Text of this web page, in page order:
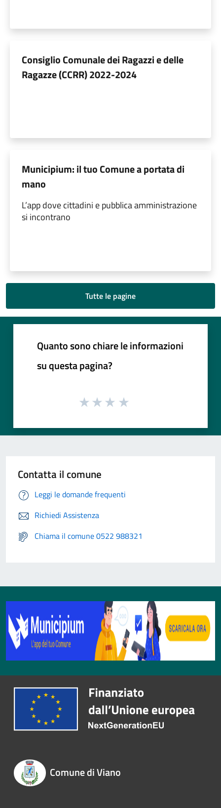
Consiglio Comunale dei Ragazzi e delle
Ragazze (CCRR) 2022-2024
Municipium: il tuo Comune a portata di
mano
L’app dove cittadini e pubblica amministrazione
si incontrano
Tutte le pagine
Quanto sono chiare le informazioni
su questa pagina?
Contatta il comune
Leggi le domande frequenti
Richiedi Assistenza
Chiama il comune 0522 988321
Comune di Viano